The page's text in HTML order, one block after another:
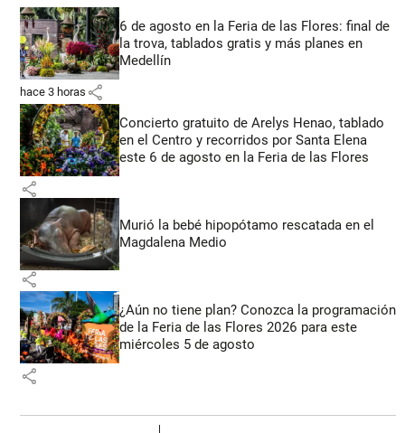
6 de agosto en la Feria de las Flores: final de
la trova, tablados gratis y más planes en
Medellín
hace 3 horas share
Concierto gratuito de Arelys Henao, tablado
en el Centro y recorridos por Santa Elena
este 6 de agosto en la Feria de las Flores
share
Murió la bebé hipopótamo rescatada en el
Magdalena Medio
share
¿Aún no tiene plan? Conozca la programación
de la Feria de las Flores 2026 para este
miércoles 5 de agosto
share